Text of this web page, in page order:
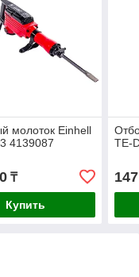
молоток Einhell
4139087
₸
Купить
TE-